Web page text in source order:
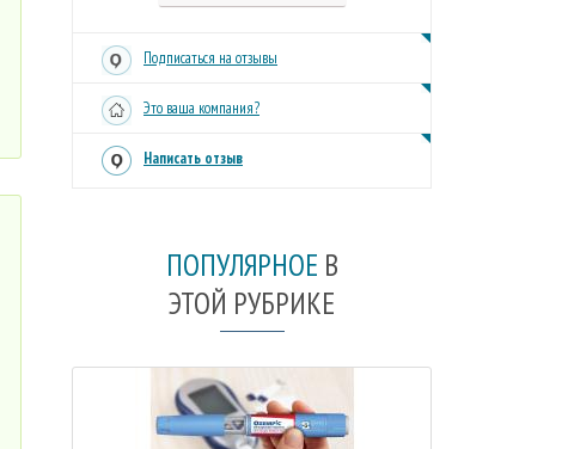
Подписаться на отзывы
Это ваша компания?
Написать отзыв
ПОПУЛЯРНОЕ В
ЭТОЙ РУБРИКЕ